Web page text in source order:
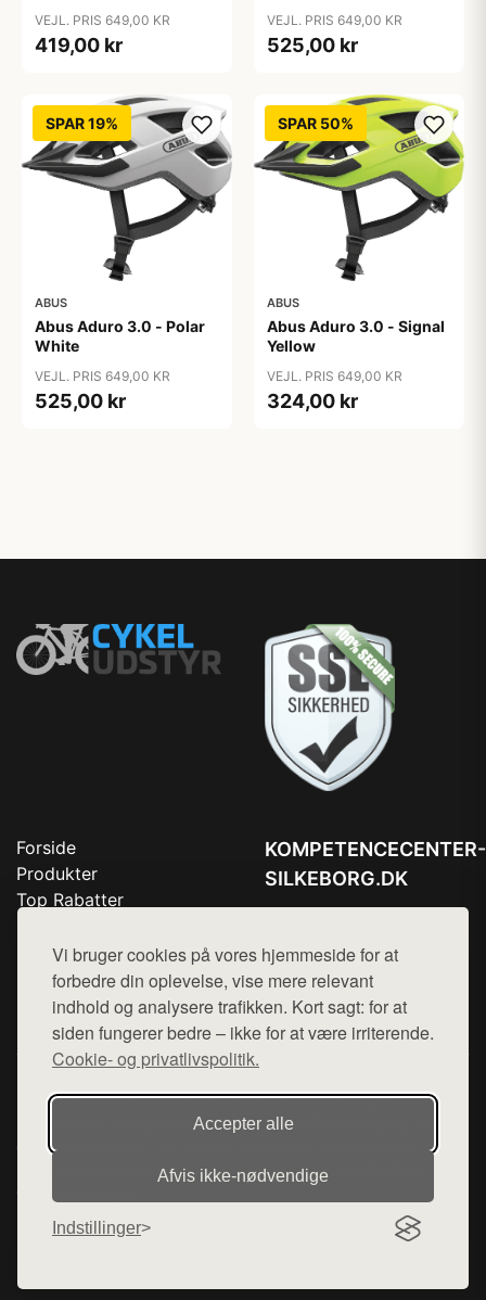
Vi bruger cookies på vores hjemmeside for at
forbedre din oplevelse, vise mere relevant
indhold og analysere trafikken. Kort sagt: for at
siden fungerer bedre – ikke for at være irriterende.
Cookie- og privatlivspolitik.
Accepter alle
Afvis ikke‑nødvendige
Indstillinger
VEJL. PRIS 649,00 KR
419,00 kr
VEJL. PRIS 649,00 KR
525,00 kr
SPAR 19%
ABUS
Abus Aduro 3.0 - Polar
White
VEJL. PRIS 649,00 KR
525,00 kr
SPAR 50%
ABUS
Abus Aduro 3.0 - Signal
Yellow
VEJL. PRIS 649,00 KR
324,00 kr
Forside
Produkter
Top Rabatter
Kontakt
KOMPETENCECENTER-
SILKEBORG.DK
Mail:hej@want.dk
Cookie- og privatlivspolitik
Denne side er en del af want.dk, der udgiver en række
hjemmesider med præsentation af forskellige produkter fra
diverse webshops. Der sælges ikke varer fra denne side - vi
henviser til de shops, som sælger varen. Vi har heller ikke
varerne på lager.
© 2026 kompetencecenter-silkeborg.dk. Alle rettigheder